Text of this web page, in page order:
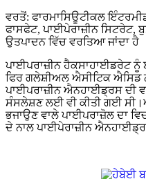
ਵਰਤੋਂ: ਫਾਰਮਾਸਿਊਟੀਕਲ
ਫਾਸਫੇਟ, ਪਾਈਪੇਰਾਜ਼ੀਨ ਸਿਟਰੇਟ,
ਉਤਪਾਦਨ ਵਿੱਚ ਵਰਤਿਆ ਜਾਂਦਾ ਹੈ
ਪਾਈਪਰਾਜ਼ੀਨ ਹੈਕਸਾਹਾਈਡਰੇਟ
ਫਿਰ ਗਲੇਸ਼ੀਅਲ ਐਸੀਟਿਕ ਐਸਿਡ
ਪਾਈਪਰਾਜ਼ੀਨ ਐਨਹਾਈਡ੍ਰਸ ਦੀ
ਸੰਸਲੇਸ਼ਣ ਲਈ ਵੀ ਕੀਤੀ ਗਈ
ਭਜਾਉਣ ਵਾਲੇ ਪਾਈਪਰਾਜ਼ੋਲ ਦਾ
ਦੇ ਨਾਲ ਪਾਈਪੇਰਾਜ਼ੀਨ